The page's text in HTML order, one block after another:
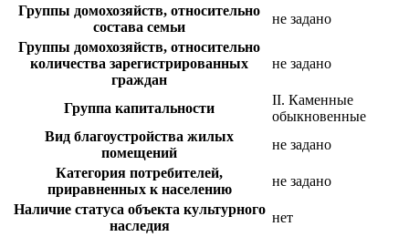
Группы домохозяйств, относительно
состава семьи
не задано
Группы домохозяйств, относительно
количества зарегистрированных
граждан
не задано
Группа капитальности
II. Каменные
обыкновенные
Вид благоустройства жилых
помещений
не задано
Категория потребителей,
приравненных к населению
не задано
Наличие статуса объекта культурного
наследия
нет